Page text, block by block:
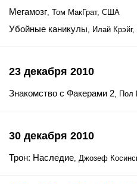
Мегамозг, Том МакГрат, США
Убойные каникулы, Илай
23 декабря 2010
Знакомство с Факерами 2, Пол
30 декабря 2010
Трон: Наследие, Джозеф